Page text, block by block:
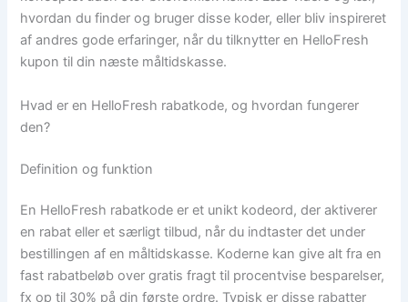
hvordan du finder og bruger disse koder, eller bliv inspireret
af andres gode erfaringer, når du tilknytter en HelloFresh
kupon til din næste måltidskasse.
Hvad er en HelloFresh rabatkode, og hvordan fungerer
den?
Definition og funktion
En HelloFresh rabatkode er et unikt kodeord, der aktiverer
en rabat eller et særligt tilbud, når du indtaster det under
bestillingen af en måltidskasse. Koderne kan give alt fra en
fast rabatbeløb over gratis fragt til procentvise besparelser,
fx op til 30% på din første ordre. Typisk er disse rabatter